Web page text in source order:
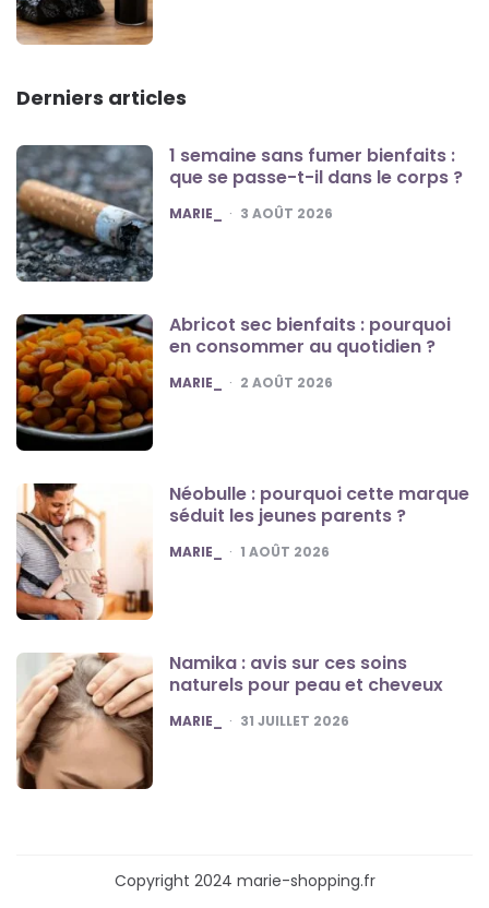
Derniers articles
1 semaine sans fumer bienfaits :
que se passe-t-il dans le corps ?
POSTED
MARIE_ 3 AOÛT 2026
Abricot sec bienfaits : pourquoi
en consommer au quotidien ?
POSTED
MARIE_ 2 AOÛT 2026
Néobulle : pourquoi cette marque
séduit les jeunes parents ?
POSTED
MARIE_ 1 AOÛT 2026
Namika : avis sur ces soins
naturels pour peau et cheveux
POSTED
MARIE_ 31 JUILLET 2026
Copyright 2024 marie-shopping.fr